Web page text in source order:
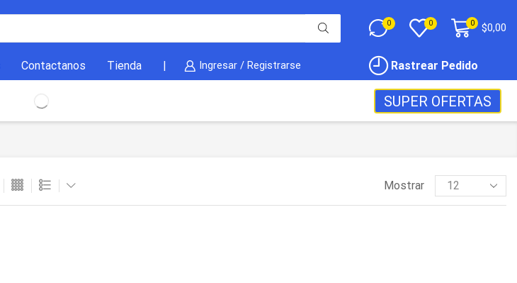
0 0 0 $0,00
Contactanos Tienda Ingresar / Registrarse Rastrear Pedido
SUPER OFERTAS
Mostrar